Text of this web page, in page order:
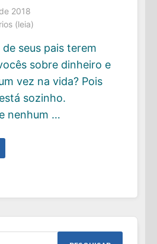
2018
(leia)
seus pais terem
sobre dinheiro e
vez na vida? Pois
sozinho.
nenhum …